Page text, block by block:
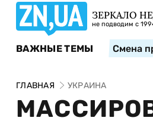
ЗЕРКАЛО
не подводим с
ВАЖНЫЕ ТЕМЫ Смена
ГЛАВНАЯ УКРАИНА